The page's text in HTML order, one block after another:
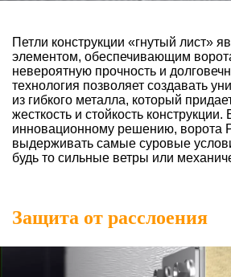
Петли конструкции «гнутый лист»
элементом, обеспечивающим
невероятную прочность и
технология позволяет создавать
из гибкого металла, который
жесткость и стойкость
инновационному решению, ворота
выдерживать самые суровые
будь то сильные ветры или
Защита от расслоения